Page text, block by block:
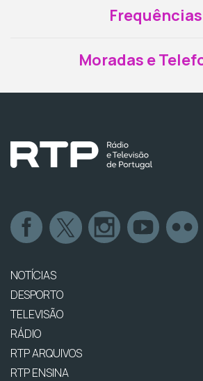
Frequências
Moradas e
NOTÍCIAS
DESPORTO
TELEVISÃO
RÁDIO
RTP ARQUIVOS
RTP ENSINA